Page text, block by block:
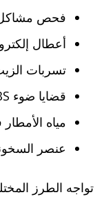
فحص
أعطال
تسربات
قضايا ضوء ABS
مياه
عنصر
تواجه الطرز